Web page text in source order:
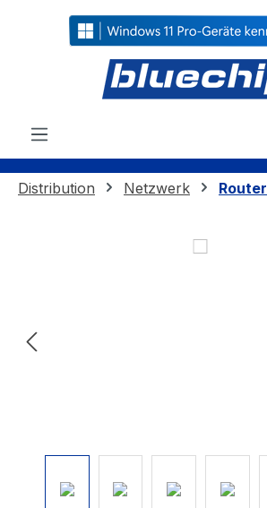
springen
Distribution Netzwerk Router
Bildergalerie überspringen